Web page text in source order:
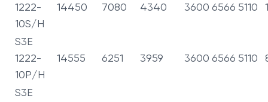
1222-
10S/H
14450 7080 4340 3600 6566 5110
S3E
1222-
10P/H
14555 6251 3959 3600 6566 5110
S3E